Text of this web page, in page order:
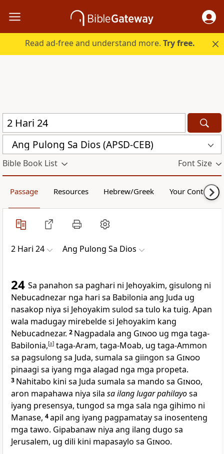
Read ad-free and understand more.Try free.
Ang Pulong Sa Dios (APSD-CEB)
Bible Book List Font Size
Passage Resources Hebrew/Greek Your Content
2 Hari 24 Ang Pulong Sa Dios
24 Sa panahon sa paghari ni Jehoyakim, gisulong ni
Nebucadnezar nga hari sa Babilonia ang Juda ug
nasakop niya si Jehoyakim sulod sa tulo ka tuig. Apan
wala madugay mirebelde si Jehoyakim kang
Nebucadnezar. 2 Nagpadala ang Ginoo ug mga taga-
Babilonia,[a] taga-Aram, taga-Moab, ug taga-Ammon
sa pagsulong sa Juda, sumala sa giingon sa Ginoo
pinaagi sa iyang mga alagad nga mga propeta.
3 Nahitabo kini sa Juda sumala sa mando sa Ginoo,
aron mapahawa niya sila sa ilang lugar pahilayosa
iyang presensya, tungod sa mga sala nga gihimo ni
Manase, 4apil ang iyang pagpamatay sa inosenteng
mga tawo. Gipabanaw niya ang ilang dugo sa
Jerusalem, ug dili kini mapasaylo sa Ginoo.